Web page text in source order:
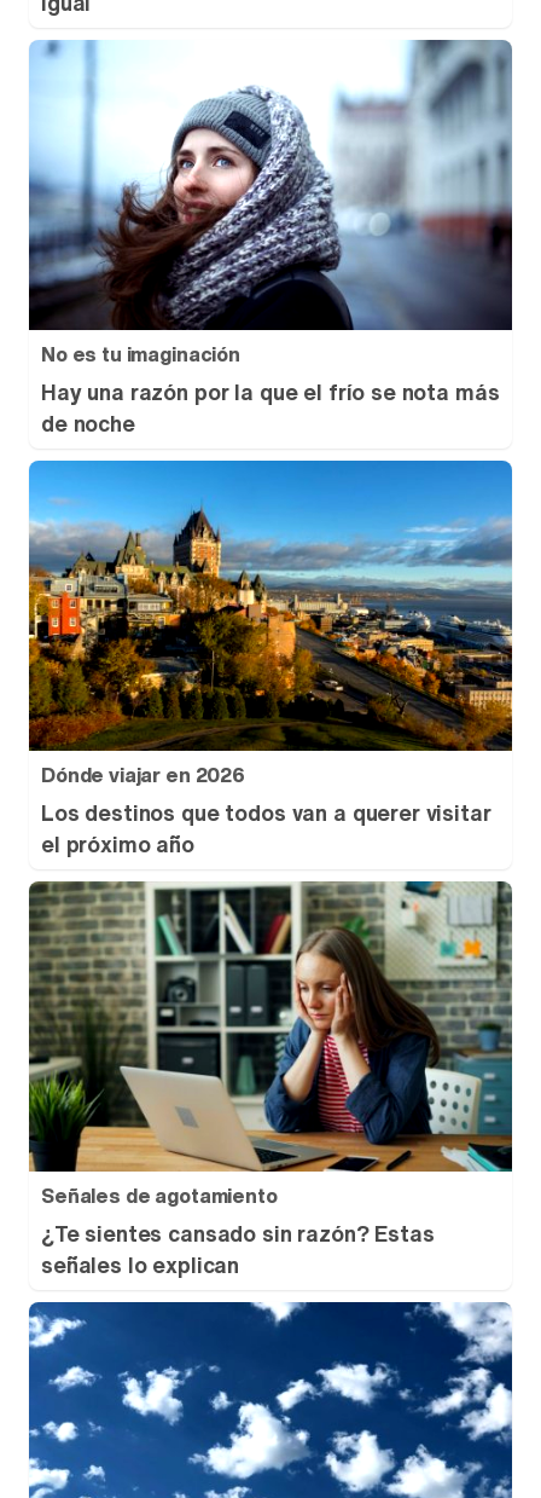
No es tu imaginación
Hay una razón por la que el frío se nota más
de noche
Dónde viajar en 2026
Los destinos que todos van a querer visitar
el próximo año
Señales de agotamiento
¿Te sientes cansado sin razón? Estas
señales lo explican